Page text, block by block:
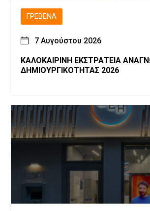
ΓΡΕΒΕΝΆ
7 Αυγούστου 2026
ΚΑΛΟΚΑΙΡΙΝΗ ΕΚΣΤΡΑΤΕΙΑ
ΔΗΜΙΟΥΡΓΙΚΟΤΗΤΑΣ 2026